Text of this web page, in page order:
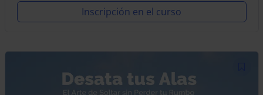
Inscripción en el curso